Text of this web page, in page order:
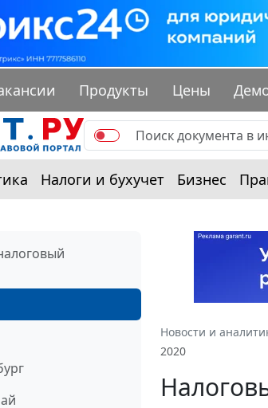
Продукты Цены
Налоги и бухучет Бизнес
Новости и
2020